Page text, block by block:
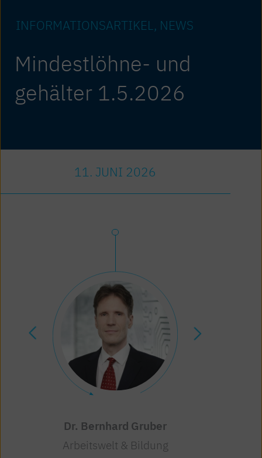
INFORMATIONS­ARTIKEL NEWS
Mindestlöhne- und
gehälter 1.5.2026
11. JUNI 2026
Dr. Bernhard Gruber
Arbeitswelt & Bildung
Mag. Monika Jeglitsch
Arbeitswelt & Bildung